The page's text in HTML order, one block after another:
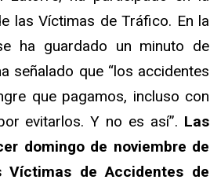
las Víctimas de Tráfico. En la
ha guardado un minuto de
señalado que “los accidentes
que pagamos, incluso con
evitarlos. Y no es así”. Las
domingo de noviembre de
de Accidentes de